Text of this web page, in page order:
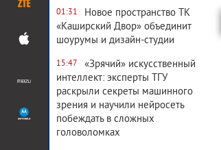
01:31
Новое пространство ТК
«Каширский Двор» объединит
шоурумы и дизайн-студии
15:47
«Зрячий» искусственный
интеллект: эксперты ТГУ
раскрыли секреты машинного
зрения и научили нейросеть
побеждать в сложных
головоломках